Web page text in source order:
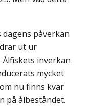
påverkan
ut ur
inverkan
mycket
nu finns kvar
på ålbeståndet.